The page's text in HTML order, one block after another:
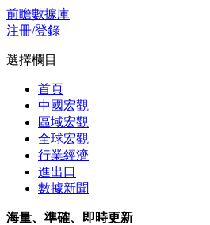
前瞻數據庫
注冊/登錄
選擇欄目
首頁
中國宏觀
區域宏觀
全球宏觀
行業經濟
進出口
數據新聞
海量、準確、即時更新